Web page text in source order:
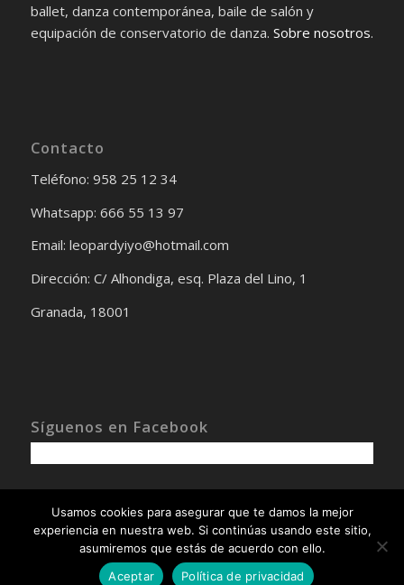
ballet, danza contemporánea, baile de salón y
equipación de conservatorio de danza. Sobre nosotros.
Contacto
Teléfono: 958 25 12 34
Whatsapp: 666 55 13 97
Email: leopardyiyo@hotmail.com
Dirección: C/ Alhondiga, esq. Plaza del Lino, 1
Granada, 18001
Síguenos en Facebook
Diseñado por © Ondiseño.com
Términos y condiciones Política de cookies
Usamos cookies para asegurar que te damos la mejor
experiencia en nuestra web. Si continúas usando este sitio,
asumiremos que estás de acuerdo con ello.
Aceptar
Política de privacidad